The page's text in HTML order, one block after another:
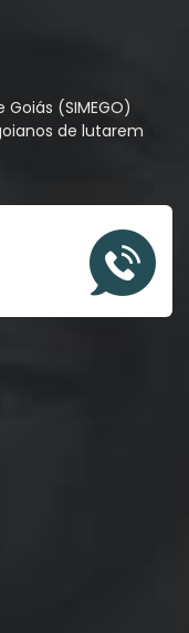
(SIMEGO)
de lutarem